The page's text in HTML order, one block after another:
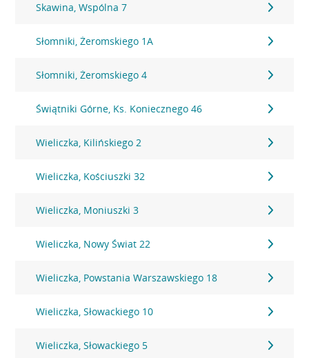
Skawina, Wspólna 7
Słomniki, Żeromskiego 1A
Słomniki, Żeromskiego 4
Świątniki Górne, Ks. Koniecznego 46
Wieliczka, Kilińskiego 2
Wieliczka, Kościuszki 32
Wieliczka, Moniuszki 3
Wieliczka, Nowy Świat 22
Wieliczka, Powstania Warszawskiego 18
Wieliczka, Słowackiego 10
Wieliczka, Słowackiego 5